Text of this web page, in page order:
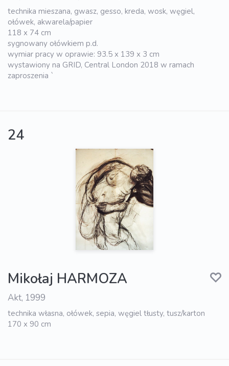
technika mieszana, gwasz, gesso, kreda, wosk, węgiel,
ołówek, akwarela/papier
118 x 74 cm
sygnowany ołówkiem p.d.
wymiar pracy w oprawie: 93.5 x 139 x 3 cm
wystawiony na GRID, Central London 2018 w ramach
zaproszenia `
24
Mikołaj HARMOZA
Akt, 1999
technika własna, ołówek, sepia, węgiel tłusty, tusz/karton
170 x 90 cm